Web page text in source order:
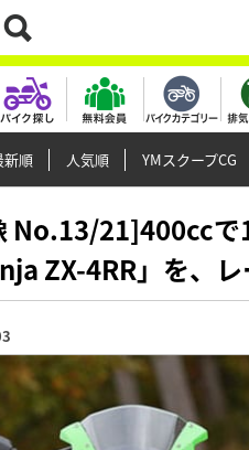
新順 人気順 YMスクープCG
No.13/21]400ccで
ZX-4RR」を、